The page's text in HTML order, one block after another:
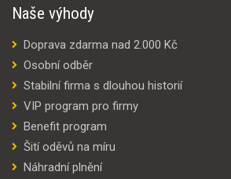
Naše výhody
Doprava zdarma nad 2.000 Kč
Osobní odběr
Stabilní firma s dlouhou historií
VIP program pro firmy
Benefit program
Šití oděvů na míru
Náhradní plnění